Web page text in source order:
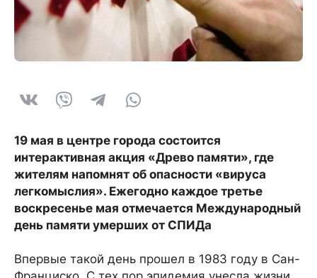
19 мая в центре города состоится
интерактивная акция «Древо памяти», где
жителям напомнят об опасности «вируса
легкомыслия». Ежегодно каждое третье
воскресенье мая отмечается Международный
день памяти умерших от СПИДа
Впервые такой день прошел в 1983 году в Сан-